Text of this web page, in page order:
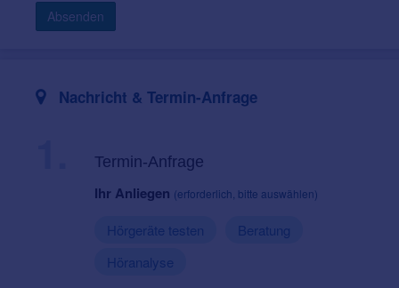
Absenden
Nachricht & Termin-Anfrage
Termin-Anfrage
Ihr Anliegen (erforderlich, bitte auswählen)
Hörgeräte testen
Beratung
Höranalyse